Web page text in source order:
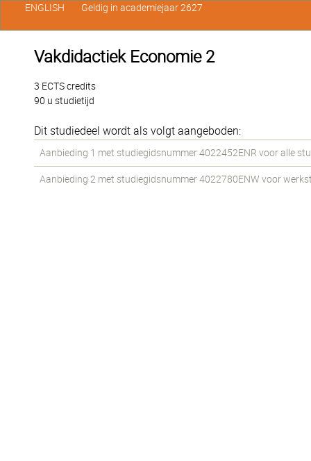
Vakdidactiek Economie 2
3 ECTS credits
90 u studietijd
Dit studiedeel wordt als volgt aangeboden:
Aanbieding 1 met studiegidsnummer 4022452ENR voor alle
Aanbieding 2 met studiegidsnummer 4022780ENW voor
ENGLISH Geldig in academiejaar 2627